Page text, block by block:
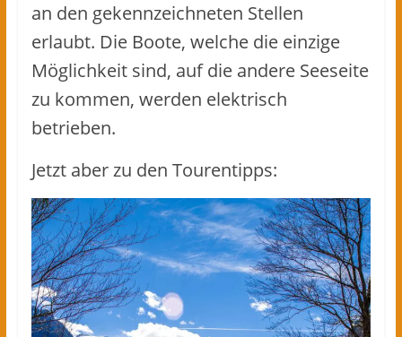
an den gekennzeichneten Stellen
erlaubt. Die Boote, welche die einzige
Möglichkeit sind, auf die andere Seeseite
zu kommen, werden elektrisch
betrieben.
Jetzt aber zu den Tourentipps: